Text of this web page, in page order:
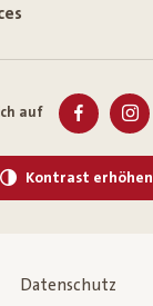
auf
Kontrast erhöhen
Datenschutz